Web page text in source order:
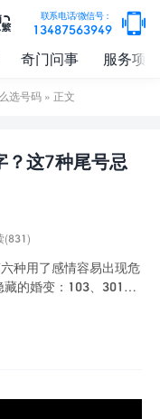
联系电话/微信号：
13487563949 
奇门问事 服务项目
选号码 » 正文
？这7种尾号忌
(831)
种用了感情容易出现危
的婚变：103、301、